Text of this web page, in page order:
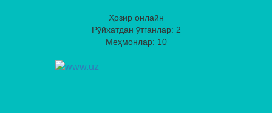
Ҳозир онлайн
Рўйхатдан ўтганлар: 2
Меҳмонлар: 10